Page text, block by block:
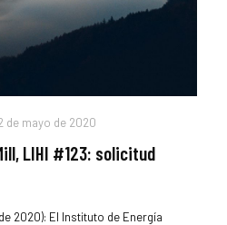
de mayo de 2020
LIHI #123: solicitud
2020): El Instituto de Energía